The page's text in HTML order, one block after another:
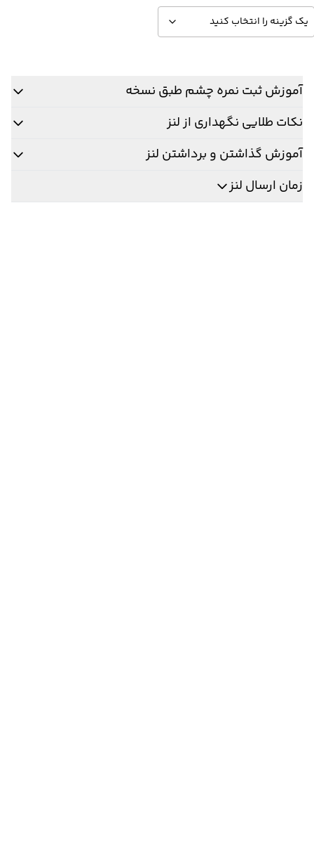
آموزش ثبت نمره چشم طبق نسخه
نکات طلایی نگهداری از لنز
آموزش گذاشتن و برداشتن لنز
زمان ارسال لنز